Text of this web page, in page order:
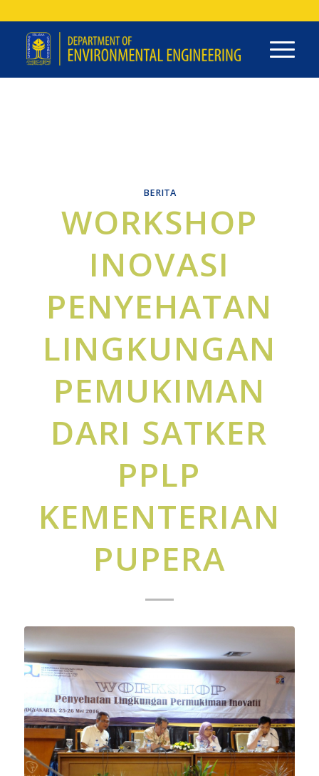
BERITA
WORKSHOP
INOVASI
PENYEHATAN
LINGKUNGAN
PEMUKIMAN
DARI SATKER
PPLP
KEMENTERIAN
PUPERA